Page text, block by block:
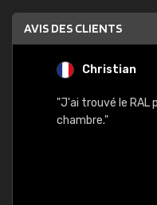
AVIS DES CLIENTS
Christian
"J'ai trouvé le RAL
chambre."